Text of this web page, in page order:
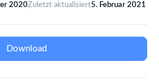
2020Zuletzt aktualisiert5. Februar 2021
Download